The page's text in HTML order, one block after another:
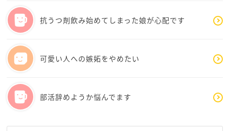
りーさんは、常に何らかの目標を掲げて努力をしてき
ている方なのかな？と思います
自分で意識していないところもあるかもしれません
なかなか誰でも出来ることではないんですよ
素敵なことです
でも、頑張り過ぎてしまうと心も身体も疲弊してしま
いますよね
抗うつ剤飲み始めてしまった娘が心配です
可愛い人への嫉妬をやめたい
部活辞めようか悩んでます